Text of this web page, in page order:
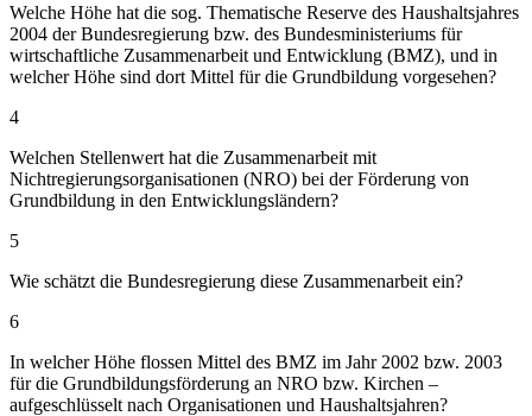
Welche Höhe hat die sog. Thematische Reserve des Haushaltsjahres
2004 der Bundesregierung bzw. des Bundesministeriums für
wirtschaftliche Zusammenarbeit und Entwicklung (BMZ), und in
welcher Höhe sind dort Mittel für die Grundbildung vorgesehen?
4
Welchen Stellenwert hat die Zusammenarbeit mit
Nichtregierungsorganisationen (NRO) bei der Förderung von
Grundbildung in den Entwicklungsländern?
5
Wie schätzt die Bundesregierung diese Zusammenarbeit ein?
6
In welcher Höhe flossen Mittel des BMZ im Jahr 2002 bzw. 2003
für die Grundbildungsförderung an NRO bzw. Kirchen –
aufgeschlüsselt nach Organisationen und Haushaltsjahren?